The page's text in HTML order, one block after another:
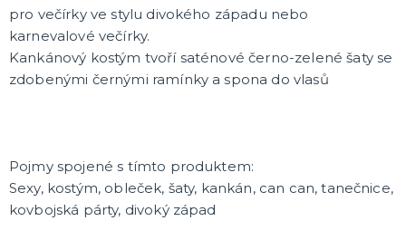
pro večírky ve stylu divokého západu nebo
karnevalové večírky.
Kankánový kostým tvoří saténové černo-zelené šaty se
zdobenými černými ramínky a spona do vlasů
Pojmy spojené s tímto produktem:
Sexy, kostým, obleček, šaty, kankán, can can, tanečnice,
kovbojská párty, divoký západ